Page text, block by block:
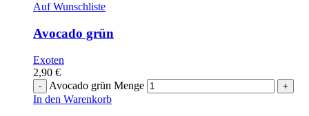
Auf Wunschliste
Avocado grün
Exoten
2,90 €
Avocado grün Menge
In den Warenkorb